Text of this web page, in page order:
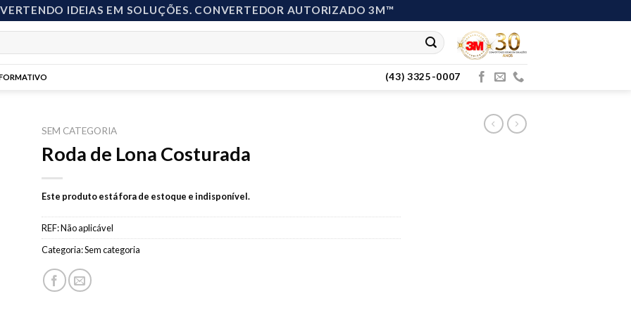
IDEIAS EM SOLUÇÕES. CONVERTEDOR AUTORIZADO 3M™
(43) 3325-0007
SEM CATEGORIA
Roda de Lona Costurada
Este produto está fora de estoque e indisponível.
REF:Não aplicável
Categoria:Sem categoria